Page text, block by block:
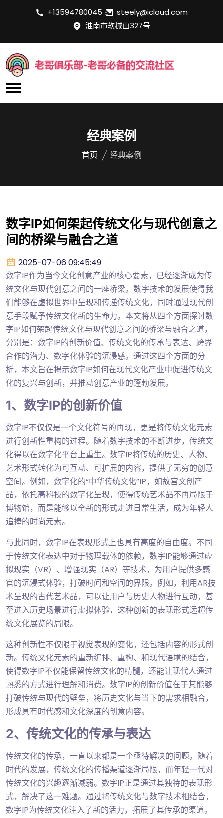
+13594780045
steely@icloud.com
淮南市软械山327号
经典案例
首页 经典案例
数字IP如何架起传统文化与现代创意之
间的桥梁与融合之道
2025-07-06 09:45:49
数字IP作为当今文化创意产业的核心要素，已经逐渐成为传
统文化与现代创意之间的一座桥梁。数字技术的发展使得我
们能够在虚拟世界中呈现和传递传统文化，同时通过现代创
意手段赋予传统文化新的生命力。本文将从四个方面探讨数
字IP如何架起传统文化与现代创意之间的桥梁与融合之道，
分别是：数字IP的创新价值、传统文化的传承与表达、跨界
合作的潜力、数字化体验的沉浸感。通过这四个方面的分
析，本文旨在揭示数字IP如何在现代文化产业中促进传统文
化的复兴与创新，并推动创意产业的蓬勃发展。
1、数字IP的创新价值
数字IP不仅仅是一个文化符号的再现，更是将传统文化元素
进行创新性重构的过程。随着数字技术的不断进步，传统文
化得以在数字化平台上重生。数字IP将传统的历史、人物、
艺术形式转化为可互动、可扩展的内容，提供了无穷的创意
空间。例如，数字化的“中华传统文化”IP，如故宫文创产
品，依托高科技的数字化呈现，使得传统艺术品不再局限于
博物馆，而是能够以全新的形式走进日常生活，成为年轻人
追捧的时尚元素。
与此同时，数字IP在表现形式上也具有高度的自由度。不同
于传统文化表达中对于物理载体的依赖，数字IP能够通过虚
拟现实（VR）、增强现实（AR）等技术，为用户提供多感
官的沉浸式体验，打破时间和空间的界限。例如，利用AR技
术呈现的古代艺术品，可以让用户与历史人物进行互动，甚
至进入历史场景进行虚拟体验，这种创新的表现形式远超传
统文化展览的局限。
这种创新性不仅限于视觉表现的变化，还包括内容的形式创
新。传统文化元素的重新编排、重构、和现代语境的结合，
使得数字IP不仅能保留传统文化的精髓，还能让现代人通过
熟悉的方式进行理解和消费。数字IP的创新价值在于其能够
打破传统与现代的壁垒，将历史文化与当下的需求相融合，
形成具有时代感和文化深度的创意内容。
2、传统文化的传承与表达
传统文化的传承，一直以来都是一个亟待解决的问题。随着
时代的发展，传统文化的传播渠道逐渐局限，而年轻一代对
传统文化的兴趣逐渐减弱。数字IP正是通过其独特的表现形
式，解决了这一难题。通过将传统文化与数字技术相结合，
数字IP为传统文化注入了新的活力，拓展了其传承的渠道。